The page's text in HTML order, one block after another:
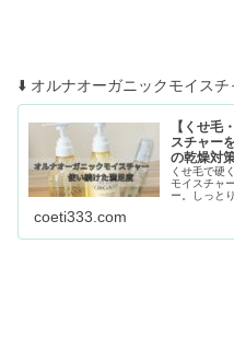
⬇️ オルナオーガニックモイス
【くせ毛
スチャー
の乾燥対
くせ毛で硬
モイスチャ
ー。しっと
coeti333.com